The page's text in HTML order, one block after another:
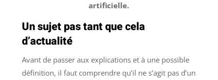
artificielle.
Un sujet pas tant que cela
d’actualité
Avant de passer aux explications et à une possible
définition, il faut comprendre qu’il ne s’agit pas d’un